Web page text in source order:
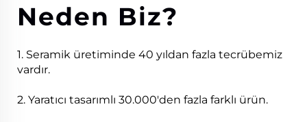
Neden Biz?
1. Seramik üretiminde 40 yıldan fazla tecrübemiz
vardır.
2. Yaratıcı tasarımlı 30.000'den fazla farklı ürün.